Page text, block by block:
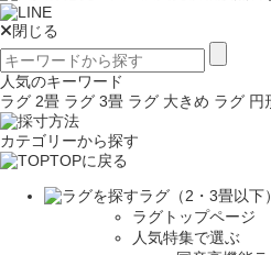
閉じる
人気のキーワード
ラグ 2畳 ラグ 3畳 ラグ 大きめ ラグ 円
カテゴリーから探す
TOPに戻る
ラグ（2・3畳以下）
ラグトップページ
人気特集で選ぶ